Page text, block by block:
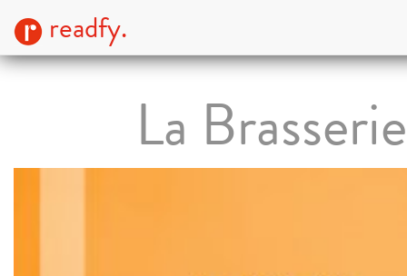
readfy.
La Brasserie